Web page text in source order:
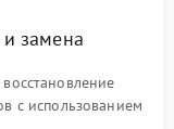
замена
с использованием